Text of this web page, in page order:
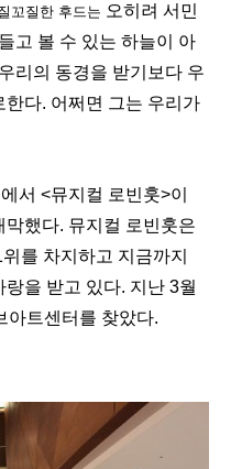
꼬질한 후드는 오히려 서민
고 볼 수 있는 하늘이 아
리의 동경을 받기보다 우
다. 어쩌면 그는 우리가
서 <뮤지컬 로빈훗>이
했다. 뮤지컬 로빈훗은
를 차지하고 지금까지
을 받고 있다. 지난 3월
아트센터를 찾았다.